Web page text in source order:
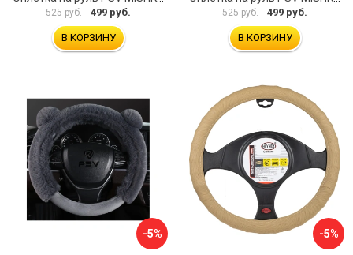
525 руб. 499 руб.
В КОРЗИНУ
525 руб. 499 руб.
В КОРЗИНУ
-5% -5%